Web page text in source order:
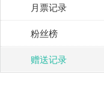
月票记录
粉丝榜
赠送记录